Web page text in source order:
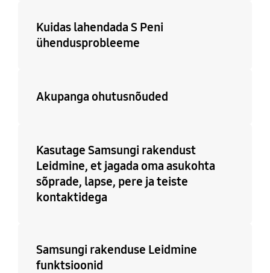
Kuidas lahendada S Peni
ühendusprobleeme
Akupanga ohutusnõuded
Kasutage Samsungi rakendust
Leidmine, et jagada oma asukohta
sõprade, lapse, pere ja teiste
kontaktidega
Samsungi rakenduse Leidmine
funktsioonid